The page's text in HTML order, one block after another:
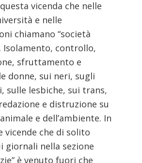
vicenda che nelle
e nelle
chiamano “società
Isolamento, controllo,
sfruttamento e
donne, sui neri, sugli
sulle lesbiche, sui trans,
e distruzione su
e dell’ambiente. In
vicende che di solito
giornali nella sezione
è venuto fuori che